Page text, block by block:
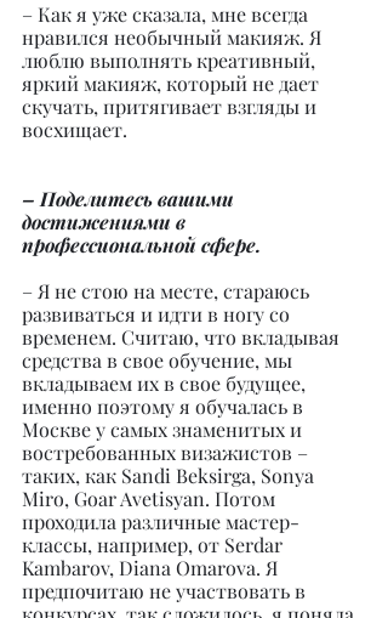
– Как я уже сказала, мне всегда
нравился необычный макияж. Я
люблю выполнять креативный,
яркий макияж, который не дает
скучать, притягивает взгляды и
восхищает.
– Поделитесь вашими
достижениями в
профессиональной сфере.
– Я не стою на месте, стараюсь
развиваться и идти в ногу со
временем. Считаю, что вкладывая
средства в свое обучение, мы
вкладываем их в свое будущее,
именно поэтому я обучалась в
Москве у самых знаменитых и
востребованных визажистов –
таких, как Sandi Beksirga, Sonya
Miro, Goar Avetisyan. Потом
проходила различные мастер-
классы, например, от Serdar
Kambarov, Diana Omarova. Я
предпочитаю не участвовать в